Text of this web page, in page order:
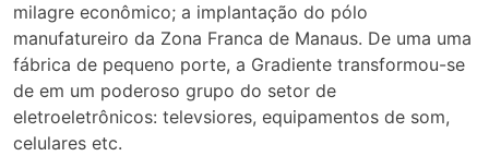
milagre econômico; a implantação do pólo
manufatureiro da Zona Franca de Manaus. De uma uma
fábrica de pequeno porte, a Gradiente transformou-se
de em um poderoso grupo do setor de
eletroeletrônicos: televsiores, equipamentos de som,
celulares etc.